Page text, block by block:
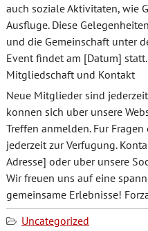
auch soziale Aktivitaten, wie
Ausfluge. Diese
und die Gemeinschaft unter
Event findet am [Datum]
Mitgliedschaft und Kontakt
Neue Mitglieder sind
konnen sich uber unsere
Treffen anmelden. Fur
jederzeit zur Verfugung.
Adresse] oder uber unsere
Wir freuen uns auf eine
gemeinsame Erlebnisse!
Uncategorized